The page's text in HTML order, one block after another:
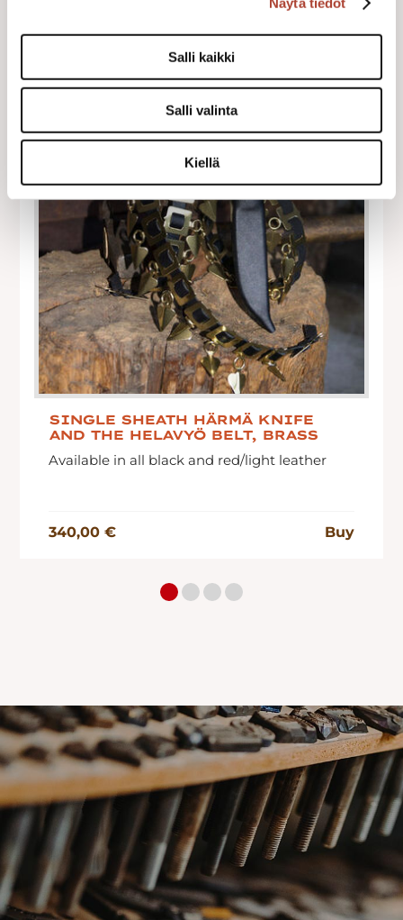
Salli kaikki
Salli valinta
Kiellä
SINGLE SHEATH HÄRMÄ KNIFE
AND THE HELAVYÖ BELT, BRASS
Available in all black and red/light leather
340,00 € Buy